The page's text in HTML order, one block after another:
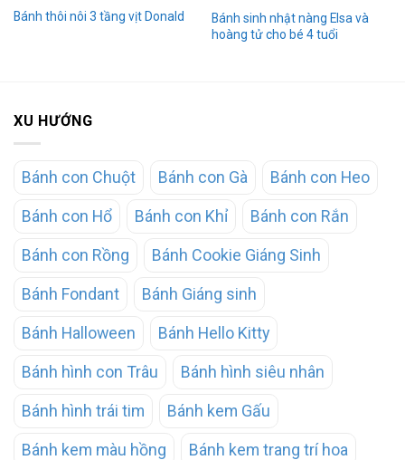
Bánh thôi nôi 3 tầng vịt Donald
Bánh sinh nhật nàng Elsa và
hoàng tử cho bé 4 tuổi
XU HƯỚNG
Bánh con Chuột Bánh con Gà Bánh con Heo
Bánh con Hổ Bánh con Khỉ Bánh con Rắn
Bánh con Rồng Bánh Cookie Giáng Sinh
Bánh Fondant Bánh Giáng sinh
Bánh Halloween Bánh Hello Kitty
Bánh hình con Trâu Bánh hình siêu nhân
Bánh hình trái tim Bánh kem Gấu
Bánh kem màu hồng Bánh kem trang trí hoa